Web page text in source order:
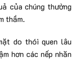
của chúng thường
thầm.
do thói quen lâu
hơn các nếp nhăn